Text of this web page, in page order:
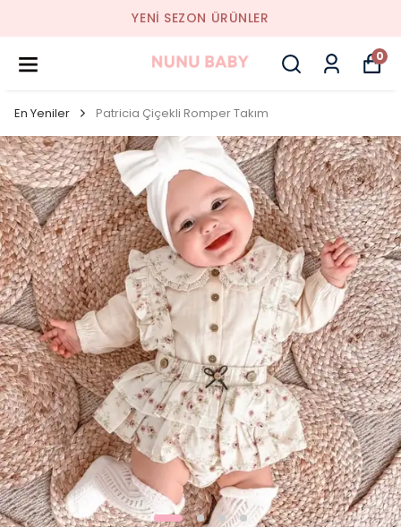
YENI SEZON ÜRÜNLER
0
En Yeniler Patricia Çiçekli Romper Takım